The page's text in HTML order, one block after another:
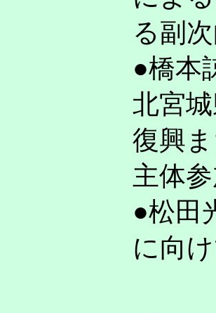
る副
●橋本
北宮
復興
主体
●松田
に向